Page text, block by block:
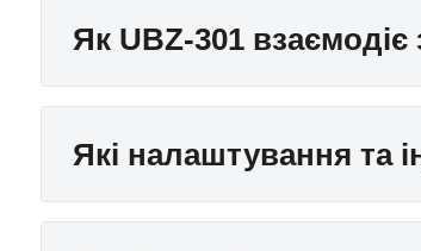
Як UBZ-301
Які налаштування та